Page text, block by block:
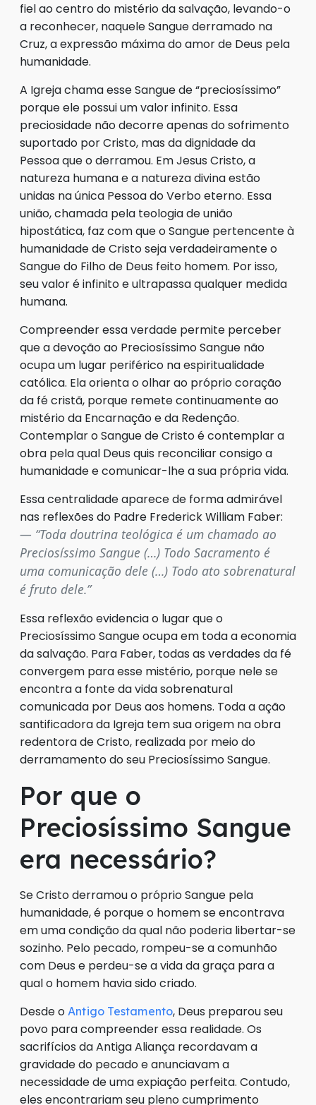
fiel ao centro do mistério da salvação, levando-o
a reconhecer, naquele Sangue derramado na
Cruz, a expressão máxima do amor de Deus pela
humanidade.
A Igreja chama esse Sangue de “preciosíssimo”
porque ele possui um valor infinito. Essa
preciosidade não decorre apenas do sofrimento
suportado por Cristo, mas da dignidade da
Pessoa que o derramou. Em Jesus Cristo, a
natureza humana e a natureza divina estão
unidas na única Pessoa do Verbo eterno. Essa
união, chamada pela teologia de união
hipostática, faz com que o Sangue pertencente à
humanidade de Cristo seja verdadeiramente o
Sangue do Filho de Deus feito homem. Por isso,
seu valor é infinito e ultrapassa qualquer medida
humana.
Compreender essa verdade permite perceber
que a devoção ao Preciosíssimo Sangue não
ocupa um lugar periférico na espiritualidade
católica. Ela orienta o olhar ao próprio coração
da fé cristã, porque remete continuamente ao
mistério da Encarnação e da Redenção.
Contemplar o Sangue de Cristo é contemplar a
obra pela qual Deus quis reconciliar consigo a
humanidade e comunicar-lhe a sua própria vida.
Essa centralidade aparece de forma admirável
nas reflexões do Padre Frederick William Faber:
“Toda doutrina teológica é um chamado ao
Preciosíssimo Sangue (…) Todo Sacramento é
uma comunicação dele (…) Todo ato sobrenatural
é fruto dele.”
Essa reflexão evidencia o lugar que o
Preciosíssimo Sangue ocupa em toda a economia
da salvação. Para Faber, todas as verdades da fé
convergem para esse mistério, porque nele se
encontra a fonte da vida sobrenatural
comunicada por Deus aos homens. Toda a ação
santificadora da Igreja tem sua origem na obra
redentora de Cristo, realizada por meio do
derramamento do seu Preciosíssimo Sangue.
Por que o
Preciosíssimo Sangue
era necessário?
Se Cristo derramou o próprio Sangue pela
humanidade, é porque o homem se encontrava
em uma condição da qual não poderia libertar-se
sozinho. Pelo pecado, rompeu-se a comunhão
com Deus e perdeu-se a vida da graça para a
qual o homem havia sido criado.
Desde o Antigo Testamento, Deus preparou seu
povo para compreender essa realidade. Os
sacrifícios da Antiga Aliança recordavam a
gravidade do pecado e anunciavam a
necessidade de uma expiação perfeita. Contudo,
eles encontrariam seu pleno cumprimento